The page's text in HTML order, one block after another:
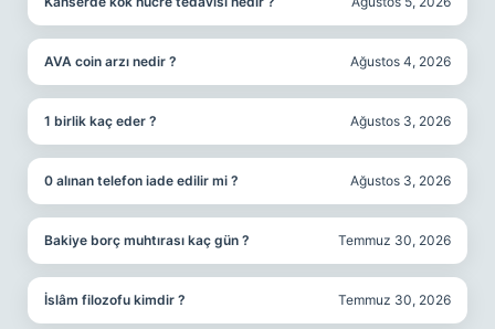
AVA coin arzı nedir ? Ağustos 4, 2026
1 birlik kaç eder ? Ağustos 3, 2026
0 alınan telefon iade edilir mi ? Ağustos 3, 2026
Bakiye borç muhtırası kaç gün ? Temmuz 30, 2026
İslâm filozofu kimdir ? Temmuz 30, 2026